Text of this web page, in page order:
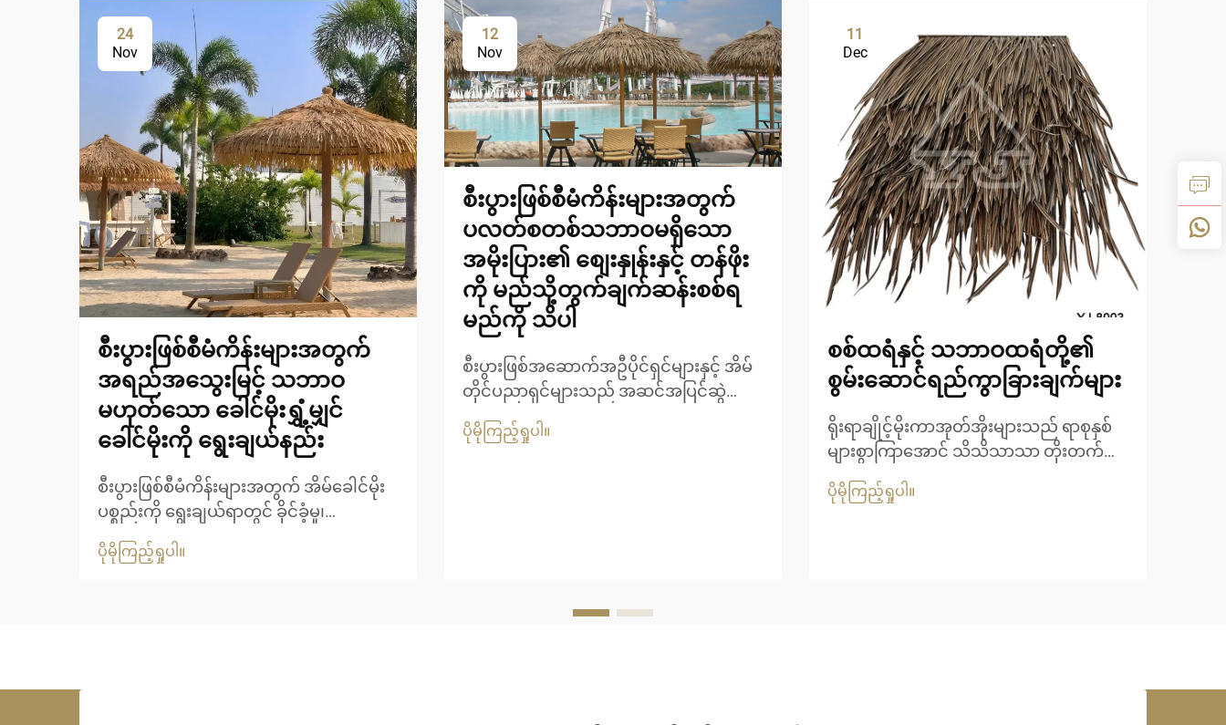
24
Nov
စီးပွားဖြစ်စီမံကိန်းများအတွက်
အရည်အသွေးမြင့် သဘာဝ
မဟုတ်သော ခေါင်မိုးရွှံ့မျှင်
ခေါင်မိုးကို ရွေးချယ်နည်း
စီးပွားဖြစ်စီမံကိန်းများအတွက် အိမ်ခေါင်မိုး
ပစ္စည်းကို ရွေးချယ်ရာတွင် ခိုင်ခံ့မှု၊
ဂရုတစိုက်စဉ်းစားရန် လိုအပ်ပါသည်။ မူရင်း
ပိုမိုကြည့်ရှုပါ။
12
Nov
စီးပွားဖြစ်စီမံကိန်းများအတွက်
ပလတ်စတစ်သဘာဝမရှိသော
အမိုးပြား၏ စျေးနှုန်းနှင့် တန်ဖိုး
ကို မည်သို့တွက်ချက်ဆန်းစစ်ရ
မည်ကို သိပါ
စီးပွားဖြစ်အဆောက်အဦပိုင်ရှင်များနှင့် အိမ်
တိုင်ပညာရှင်များသည် အဆင်အပြင်ဆွဲ
ထားသော အိမ်ခေါင်မိုးဖြေရှင်းနည်းများကို
ပိုမိုကြည့်ရှုပါ။
11
Dec
စစ်ထရံနှင့် သဘာဝထရံတို့၏
စွမ်းဆောင်ရည်ကွာခြားချက်များ
ရိုးရာချိုင့်မိုးကာအုတ်အိုးများသည် ရာစုနှစ်
များစွာကြာအောင် သိသိသာသာ တိုးတက်
အသုံးပြုခဲ့သည့်နေရာမှ ခိုင်ခံ့မှုနှင့် စွမ်း
ပိုမိုကြည့်ရှုပါ။